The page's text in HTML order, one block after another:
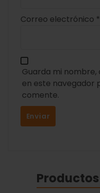
Correo electrónico *
Guarda mi
en este navegador
comente.